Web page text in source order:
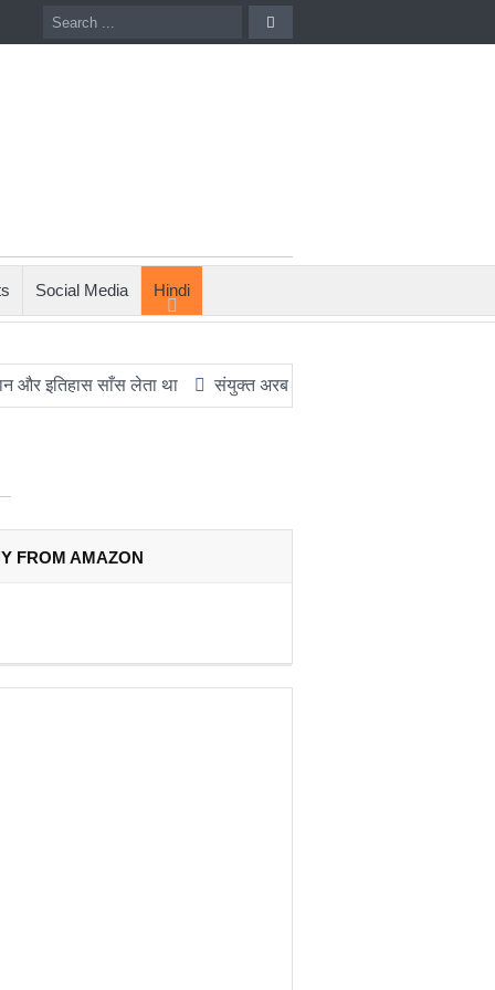
Social Media Hindi
साँस लेता था संयुक्त अरब अमीरात में दो ह्यूमनॉइड रोबोट्स की शादी हुई
FROM AMAZON